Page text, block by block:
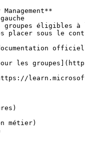
éligibles à
placer sous le
les
métier)